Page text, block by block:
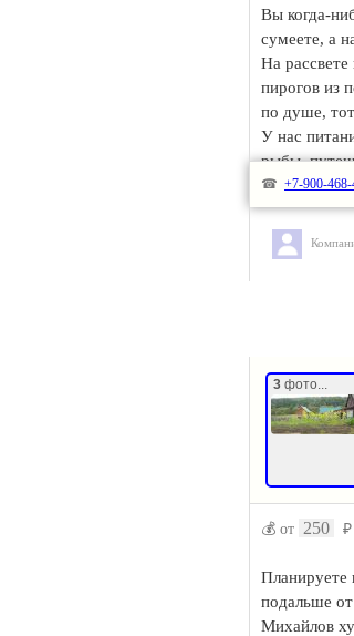
Вы когда-
сумеете, а
На рассвете
пирогов из
по душе,
У нас
рыбы,
Проживание
Сауна,
☎ +7-900-
3 фото...
💰 от 250 ₽
Планируете
подальше
Михайлов